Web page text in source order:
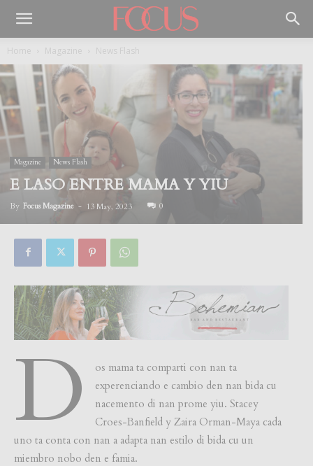
Home Magazine News Flash
Magazine News Flash
E LASO ENTRE MAMA Y YIU
By Focus Magazine - 13 May, 2023 0
D
os mama ta comparti con nan ta
experenciando e cambio den nan bida cu
nacemento di nan prome yiu. Stacey
Croes-Banfield y Zaira Orman-Maya cada
uno ta conta con nan a adapta nan estilo di bida cu un
miembro nobo den e famia.